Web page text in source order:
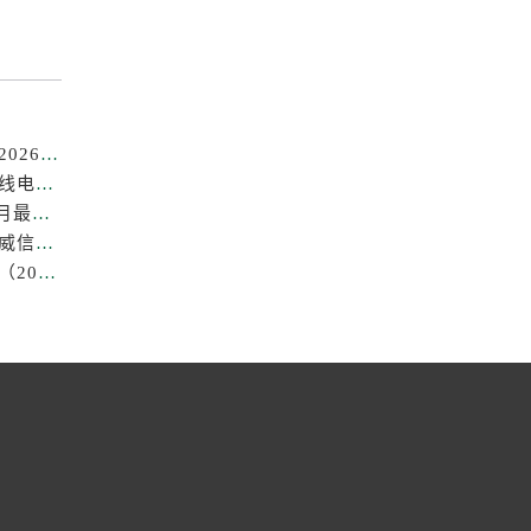
成都劳力士售后维修电话专业保养服务中心权威公示（2026年7月最新）
亲身探访成都劳力士官方售后服务中心｜全部地址及热线电话（2026年7月最新）
成都劳力士中心售后维修保养服务权威公示（2026年7月最新）
成都劳力士官方售后服务中心｜最新热线及维修地址权威信息公示（2026年7月最新）
成都劳力士售后中心专业手表维修与保养服务权威公示（2026年7月最新）